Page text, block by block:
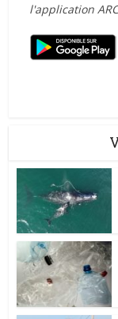
l'application